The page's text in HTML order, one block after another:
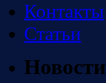
Контакты
Статьи
Новости